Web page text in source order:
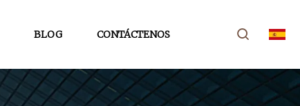
BLOG CONTÁCTENOS